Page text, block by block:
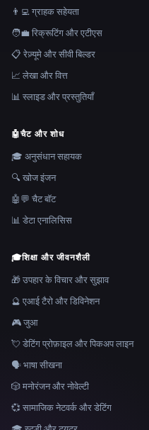
👨‍💻 ग्राहक सहेयता
🧑‍💼 रिक्रूटिंग और एटीएस
📋 रेज़्यूमे और सीवी बिल्डर
📈 लेखा और वित्त
📊 स्लाइड और प्रस्तुतियाँ
🤖चैट और शोध
🎓 अनुसंधान सहायक
🔍 खोज इंजन
🤖💬 चैट बॉट
📊 डेटा एनालिसिस
🎓शिक्षा और जीवनशैली
🎁 उपहार के विचार और सुझाव
🔮 एआई टैरो और डिविनेशन
🎮 जुआ
💘 डेटिंग प्रोफ़ाइल और पिकअप लाइन
🗣️ भाषा सीखना
🎲 मनोरंजन और नोवेल्टी
💞 सामाजिक नेटवर्क और डेटिंग